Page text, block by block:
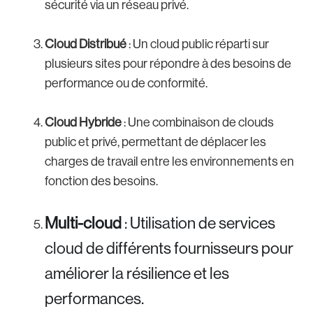
sécurité via un réseau privé.
Cloud Distribué: Un cloud public réparti sur
plusieurs sites pour répondre à des besoins de
performance ou de conformité.
Cloud Hybride: Une combinaison de clouds
public et privé, permettant de déplacer les
charges de travail entre les environnements en
fonction des besoins.
Multi-cloud : Utilisation de services
cloud de différents fournisseurs pour
améliorer la résilience et les
performances.